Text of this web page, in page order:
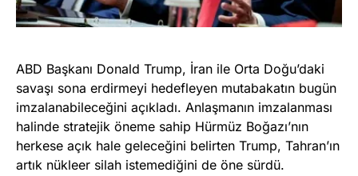
ABD Başkanı Donald Trump, İran ile Orta Doğu’daki
savaşı sona erdirmeyi hedefleyen mutabakatın bugün
imzalanabileceğini açıkladı. Anlaşmanın imzalanması
halinde stratejik öneme sahip Hürmüz Boğazı’nın
herkese açık hale geleceğini belirten Trump, Tahran’ın
artık nükleer silah istemediğini de öne sürdü.